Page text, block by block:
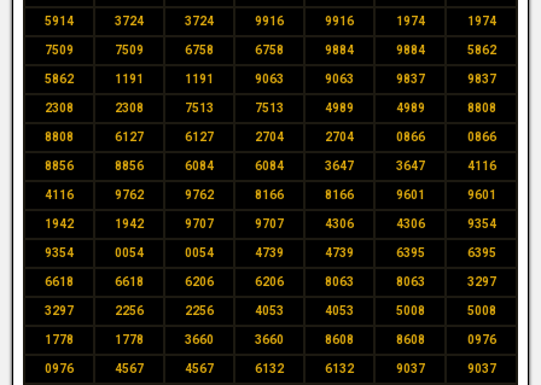
5914 3724 3724 9916 9916 1974 1974
7509 7509 6758 6758 9884 9884 5862
5862 1191 1191 9063 9063 9837 9837
2308 2308 7513 7513 4989 4989 8808
8808 6127 6127 2704 2704 0866 0866
8856 8856 6084 6084 3647 3647 4116
4116 9762 9762 8166 8166 9601 9601
1942 1942 9707 9707 4306 4306 9354
9354 0054 0054 4739 4739 6395 6395
6618 6618 6206 6206 8063 8063 3297
3297 2256 2256 4053 4053 5008 5008
1778 1778 3660 3660 8608 8608 0976
0976 4567 4567 6132 6132 9037 9037